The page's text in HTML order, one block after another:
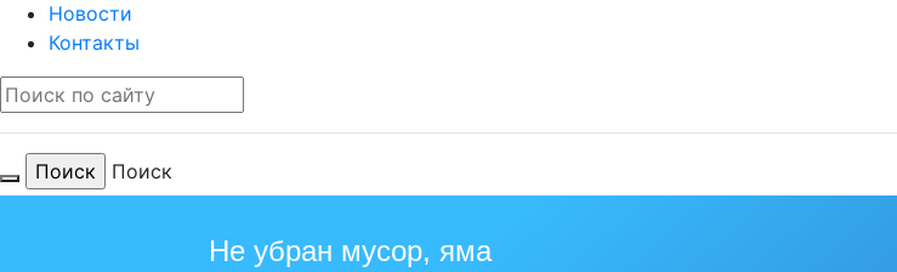
Новости
Контакты
Поиск
Не убран мусор, яма